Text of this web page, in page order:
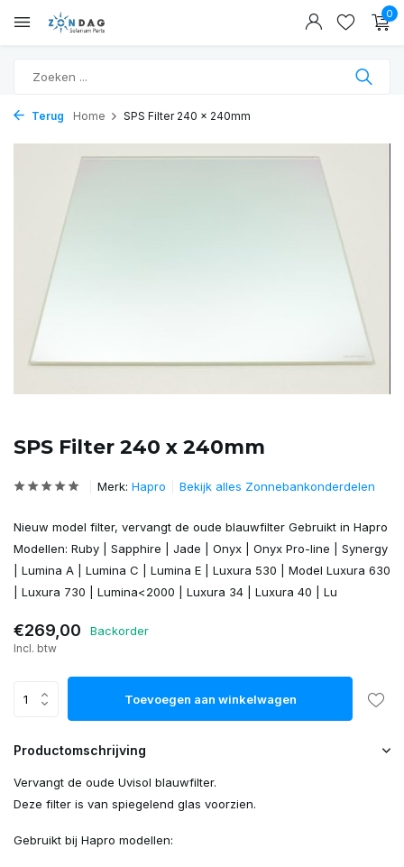
0
Terug Home SPS Filter 240 x 240mm
SPS Filter 240 x 240mm
Merk: Hapro Bekijk alles Zonnebankonderdelen
Nieuw model filter, vervangt de oude blauwfilter Gebruikt in Hapro
Modellen: Ruby | Sapphire | Jade | Onyx | Onyx Pro-line | Synergy
| Lumina A | Lumina C | Lumina E | Luxura 530 | Model Luxura 630
| Luxura 730 | Lumina<2000 | Luxura 34 | Luxura 40 | Lu
€269,00 Backorder
Incl. btw
Toevoegen aan winkelwagen
Productomschrijving
Vervangt de oude Uvisol blauwfilter.
Deze filter is van spiegelend glas voorzien.
Gebruikt bij Hapro modellen: